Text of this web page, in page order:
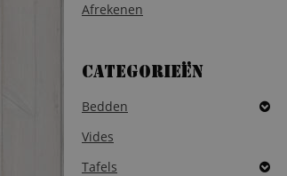
Afrekenen
Categorieën
Bedden
Vides
Tafels